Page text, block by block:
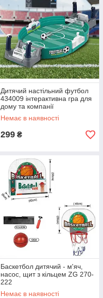
Дитячий настільний футбол
434009 інтерактивна гра для
дому та компанії
Немає в наявності
299 ₴
Баскетбол дитячий - м'яч,
насос, щит з кільцем ZG 270-
222
Немає в наявності